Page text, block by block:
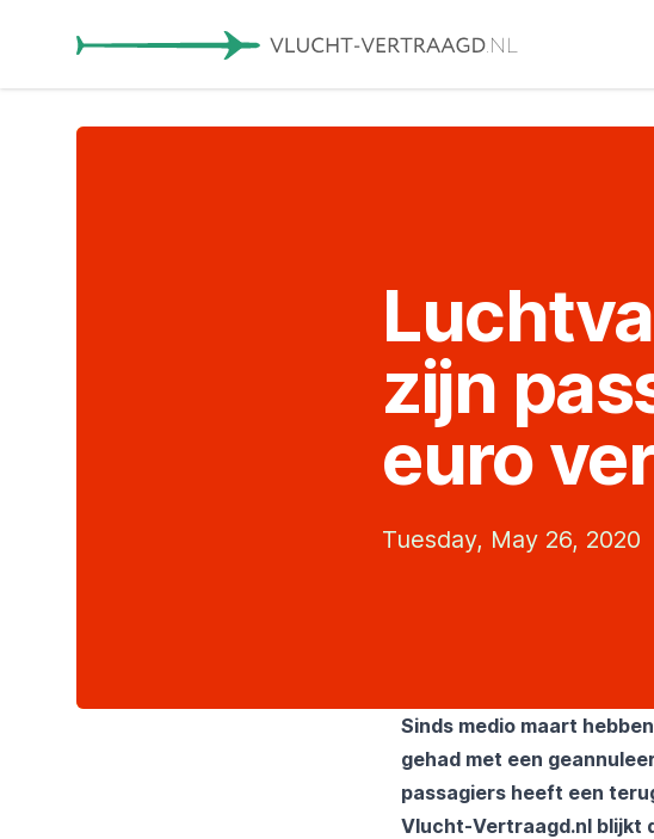
zijn
euro
Tuesday, May 26, 2020
Sinds medio maart
gehad met een
passagiers heeft een
Vlucht-Vertraagd.nl blijkt